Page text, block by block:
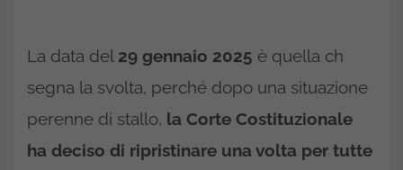
La data del 29 gennaio 2025 è quella ch
segna la svolta, perché dopo una situazione
perenne di stallo, la Corte Costituzionale
ha deciso di ripristinare una volta per tutte